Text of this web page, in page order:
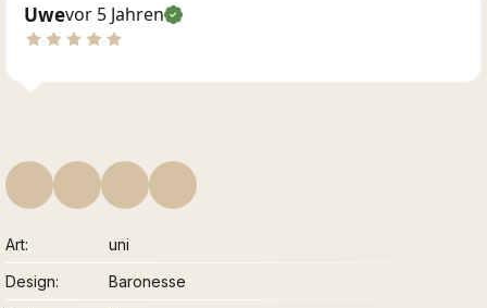
Uwevor 5 Jahren
Art
uni
Design
Baronesse